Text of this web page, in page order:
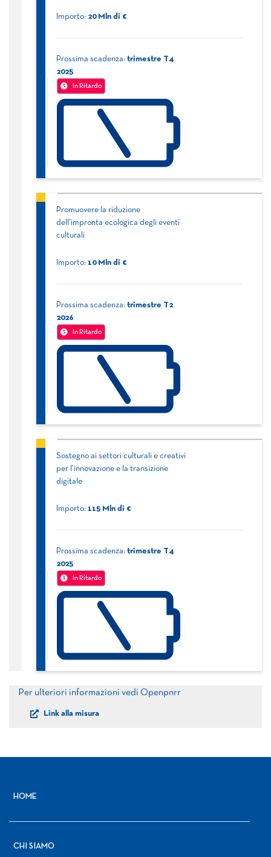
Importo: 20Mln di €
Prossima scadenza: trimestre T4
2025
In Ritardo
Promuovere la riduzione
dell’impronta ecologica degli eventi
culturali
Importo: 10Mln di €
Prossima scadenza: trimestre T2
2026
In Ritardo
Sostegno ai settori culturali e creativi
per l’innovazione e la transizione
digitale
Importo: 115 Mln di €
Prossima scadenza: trimestre T4
2025
In Ritardo
Per ulteriori informazioni vedi Openpnrr
Link alla misura
HOME
CHI SIAMO